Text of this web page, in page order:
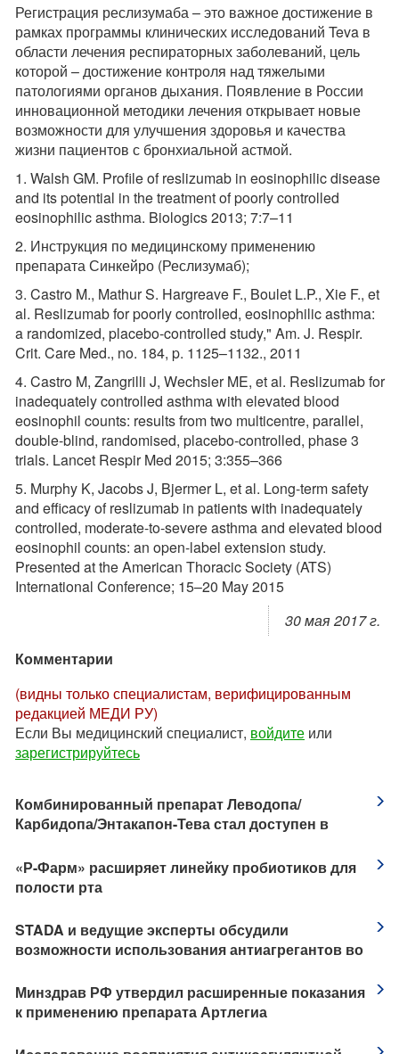
Регистрация реслизумаба – это важное достижение в
рамках программы клинических исследований Teva в
области лечения респираторных заболеваний, цель
которой – достижение контроля над тяжелыми
патологиями органов дыхания. Появление в России
инновационной методики лечения открывает новые
возможности для улучшения здоровья и качества
жизни пациентов с бронхиальной астмой.
1. Walsh GM. Profile of reslizumab in eosinophilic disease
and its potential in the treatment of poorly controlled
eosinophilic asthma. Biologics 2013; 7:7–11
2. Инструкция по медицинскому применению
препарата Синкейро (Реслизумаб);
3. Castro M., Mathur S. Hargreave F., Boulet L.P., Xie F., et
al. Reslizumab for poorly controlled, eosinophilic asthma:
a randomized, placebo-controlled study," Am. J. Respir.
Crit. Care Med., no. 184, p. 1125–1132., 2011
4. Castro M, Zangrilli J, Wechsler ME, et al. Reslizumab for
inadequately controlled asthma with elevated blood
eosinophil counts: results from two multicentre, parallel,
double-blind, randomised, placebo-controlled, phase 3
trials. Lancet Respir Med 2015; 3:355–366
5. Murphy K, Jacobs J, Bjermer L, et al. Long-term safety
and efficacy of reslizumab in patients with inadequately
controlled, moderate-to-severe asthma and elevated blood
eosinophil counts: an open-label extension study.
Presented at the American Thoracic Society (ATS)
International Conference; 15–20 May 2015
30 мая 2017 г.
Комментарии
(видны только специалистам, верифицированным
редакцией МЕДИ РУ)
Если Вы медицинский специалист, войдите или
зарегистрируйтесь
​Комбинированный препарат Леводопа/
Карбидопа/Энтакапон-Тева стал доступен в
​«Р-Фарм» расширяет линейку пробиотиков для
полости рта
STADA и ведущие эксперты обсудили
возможности использования антиагрегантов во
Минздрав РФ утвердил расширенные показания
к применению препарата Артлегиа